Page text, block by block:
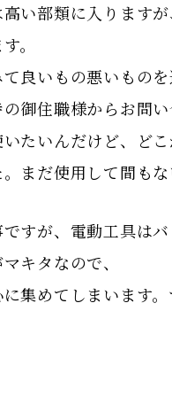
い部類に入りますが
。
良いもの悪いもの
御住職様からお問い
たいんだけど、ど
まだ使用して間も
すが、電動工具は
キタなので、
集めてしまいます